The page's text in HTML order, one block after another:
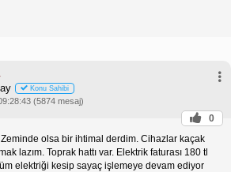
Konu Sahibi
(5874 mesaj)
0
Zeminde olsa bir ihtimal derdim. Cihazlar kaçak
lazım. Toprak hattı var. Elektrik faturası 180 tl
elektriği kesip sayaç işlemeye devam ediyor